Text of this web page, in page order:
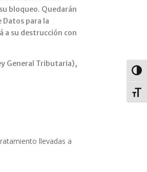
bloqueo. Quedarán
para la
a su destrucción con
General Tributaria),
llevadas a